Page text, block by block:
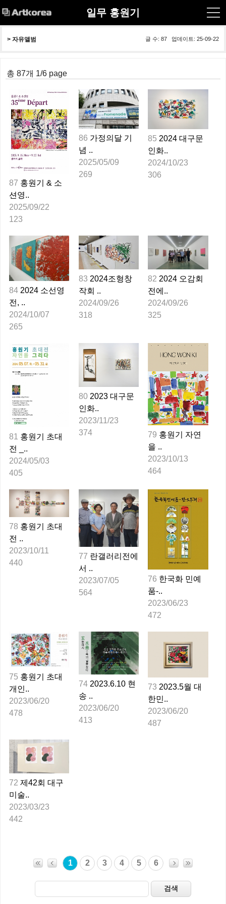
일무 홍원기
글 수: 87 업데이트: 25-09-22
> 자유앨범
총 87개 1/6 page
87 홍원기 & 소
션영..
2025/09/22
123
86 가정의달 기
념 ..
2025/05/09
269
85 2024 대구문
인화..
2024/10/23
306
84 2024 소선영
전, ..
2024/10/07
265
83 2024조형창
작회 ..
2024/09/26
318
82 2024 오감회
전에..
2024/09/26
325
81 홍원기 초대
전 _..
2024/05/03
405
80 2023 대구문
인화..
2023/11/23
374
79 홍원기 자연
을 ..
2023/10/13
464
78 홍원기 초대
전 ..
2023/10/11
440
77 란갤러리전에
서 ..
2023/07/05
564
76 한국화 민예
품-..
2023/06/23
472
75 홍원기 초대
개인..
2023/06/20
478
74 2023.6.10 현
송 ..
2023/06/20
413
73 2023.5월 대
한민..
2023/06/20
487
72 제42회 대구
미술..
2023/03/23
442
1 2 3 4 5 6